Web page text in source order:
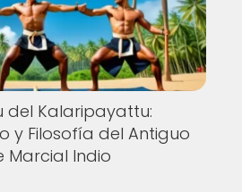
del Kalaripayattu:
y Filosofía del Antiguo
Marcial Indio